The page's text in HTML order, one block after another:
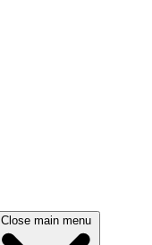
Close main menu